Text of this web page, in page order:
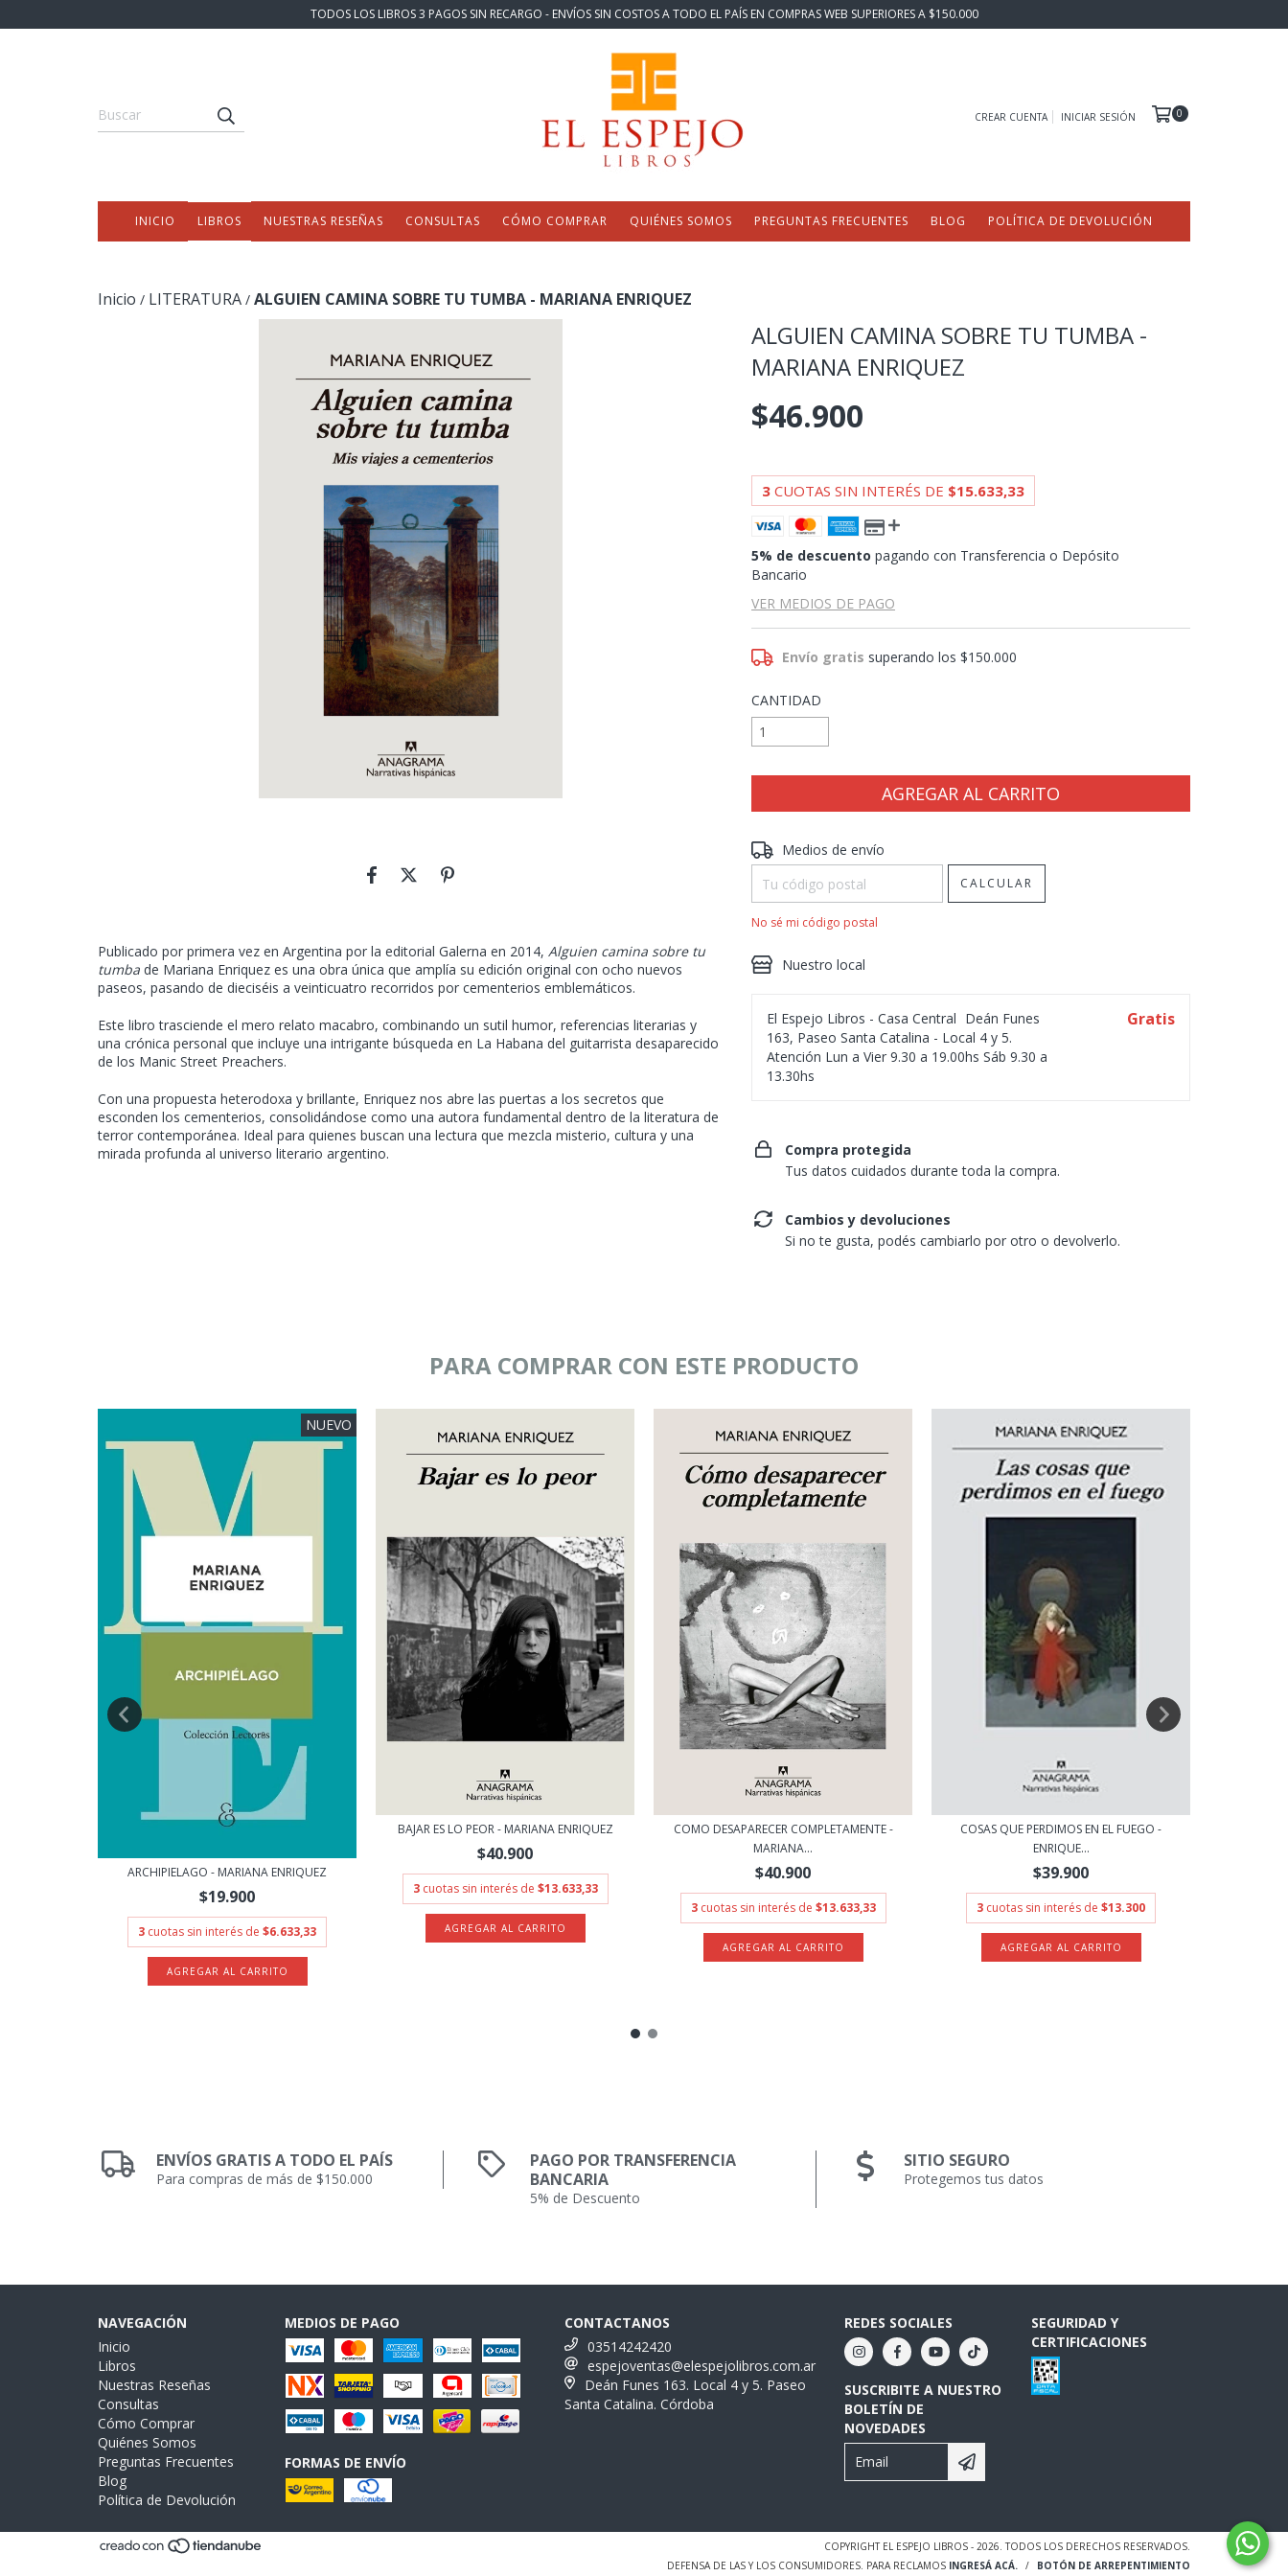
TODOS LOS LIBROS 3 PAGOS SIN RECARGO - ENVÍOS SIN COSTOS A TODO EL PAÍS EN COMPRAS WEB SUPERIORES A $150.000
CREAR CUENTA INICIAR SESIÓN 0
INICIO LIBROS NUESTRAS RESEÑAS CONSULTAS CÓMO COMPRAR QUIÉNES SOMOS PREGUNTAS FRECUENTES BLOG POLÍTICA DE DEVOLUCIÓN
Inicio / LITERATURA / ALGUIEN CAMINA SOBRE TU TUMBA - MARIANA ENRIQUEZ
Publicado por primera vez en Argentina por la editorial Galerna en 2014, Alguien camina sobre tu
tumba de Mariana Enriquez es una obra única que amplía su edición original con ocho nuevos
paseos, pasando de dieciséis a veinticuatro recorridos por cementerios emblemáticos.
Este libro trasciende el mero relato macabro, combinando un sutil humor, referencias literarias y
una crónica personal que incluye una intrigante búsqueda en La Habana del guitarrista desaparecido
de los Manic Street Preachers.
Con una propuesta heterodoxa y brillante, Enriquez nos abre las puertas a los secretos que
esconden los cementerios, consolidándose como una autora fundamental dentro de la literatura de
terror contemporánea. Ideal para quienes buscan una lectura que mezcla misterio, cultura y una
mirada profunda al universo literario argentino.
ALGUIEN CAMINA SOBRE TU TUMBA -
MARIANA ENRIQUEZ
$46.900
3 CUOTAS SIN INTERÉS DE $15.633,33
5% de descuento pagando con Transferencia o Depósito
Bancario
VER MEDIOS DE PAGO
Envío gratis superando los$150.000
CANTIDAD
Entregas para el CP:
Medios de envío
CALCULAR
No sé mi código postal
Nuestro local
El Espejo Libros - Casa Central Deán Funes
163, Paseo Santa Catalina - Local 4 y 5.
Atención Lun a Vier 9.30 a 19.00hs Sáb 9.30 a
13.30hs
Gratis
Compra protegida
Tus datos cuidados durante toda la compra.
Cambios y devoluciones
Si no te gusta, podés cambiarlo por otro o devolverlo.
PARA COMPRAR CON ESTE PRODUCTO
NUEVO
ARCHIPIELAGO - MARIANA ENRIQUEZ
$19.900
3 cuotas sin interés de $6.633,33
BAJAR ES LO PEOR - MARIANA ENRIQUEZ
$40.900
3 cuotas sin interés de $13.633,33
COMO DESAPARECER COMPLETAMENTE -
MARIANA...
$40.900
3 cuotas sin interés de $13.633,33
COSAS QUE PERDIMOS EN EL FUEGO -
ENRIQUE...
$39.900
3 cuotas sin interés de $13.300
ENVÍOS GRATIS A TODO EL PAÍS
Para compras de más de $150.000
PAGO POR TRANSFERENCIA
BANCARIA
5% de Descuento
SITIO SEGURO
Protegemos tus datos
NAVEGACIÓN
Inicio
Libros
Nuestras Reseñas
Consultas
Cómo Comprar
Quiénes Somos
Preguntas Frecuentes
Blog
Política de Devolución
MEDIOS DE PAGO
FORMAS DE ENVÍO
CONTACTANOS
03514242420
espejoventas@elespejolibros.com.ar
Deán Funes 163. Local 4 y 5. Paseo
Santa Catalina. Córdoba
REDES SOCIALES
SUSCRIBITE A NUESTRO
BOLETÍN DE
NOVEDADES
SEGURIDAD Y
CERTIFICACIONES
COPYRIGHT EL ESPEJO LIBROS - 2026. TODOS LOS DERECHOS RESERVADOS.
DEFENSA DE LAS Y LOS CONSUMIDORES. PARA RECLAMOS INGRESÁ ACÁ. / BOTÓN DE ARREPENTIMIENTO